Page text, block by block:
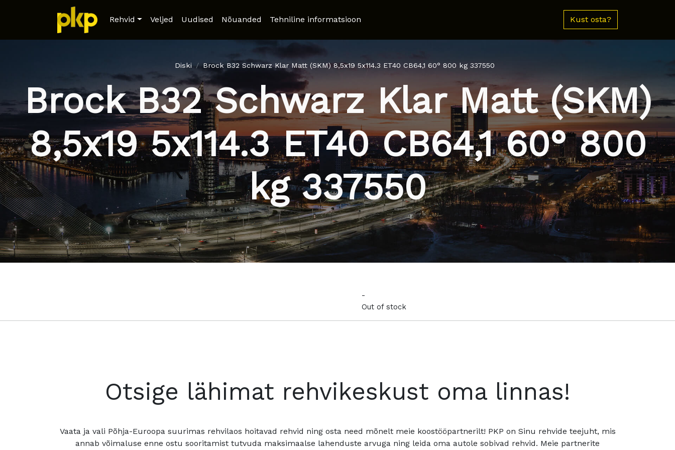
Rehvid Veljed Uudised Nõuanded Tehniline informatsioon Kust osta?
Diski Brock B32 Schwarz Klar Matt (SKM) 8,5x19 5x114.3 ET40 CB64,1 60° 800 kg 337550
Brock B32 Schwarz Klar Matt (SKM)
8,5x19 5x114.3 ET40 CB64,1 60° 800
kg 337550
-
Out of stock
Otsige lähimat rehvikeskust oma linnas!
Vaata ja vali Põhja-Euroopa suurimas rehvilaos hoitavad rehvid ning osta need mõnelt meie koostööpartnerilt! PKP on Sinu rehvide teejuht, mis
annab võimaluse enne ostu sooritamist tutvuda maksimaalse lahenduste arvuga ning leida oma autole sobivad rehvid. Meie partnerite